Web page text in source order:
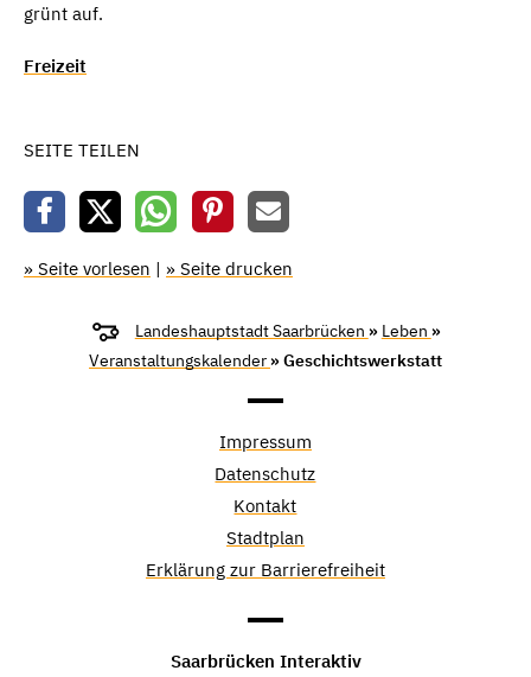
grünt auf.
Freizeit
SEITE TEILEN
» Seite vorlesen | » Seite drucken
Landeshauptstadt Saarbrücken » Leben »
Veranstaltungskalender » Geschichtswerkstatt
Impressum
Datenschutz
Kontakt
Stadtplan
Erklärung zur Barrierefreiheit
Saarbrücken Interaktiv